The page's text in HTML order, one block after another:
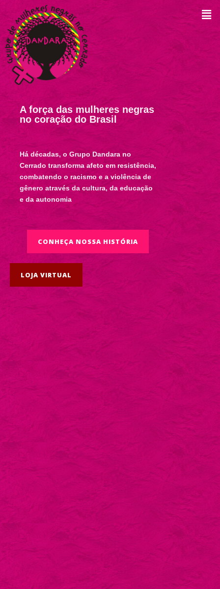
A força das mulheres negras
no coração do Brasil
Há décadas, o Grupo Dandara no
Cerrado transforma afeto em resistência,
combatendo o racismo e a violência de
gênero através da cultura, da educação
e da autonomia
CONHEÇA NOSSA HISTÓRIA
LOJA VIRTUAL